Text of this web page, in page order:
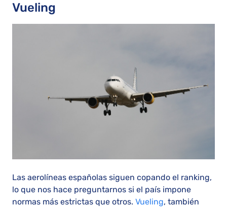
Vueling
Las aerolíneas españolas siguen copando el ranking,
lo que nos hace preguntarnos si el país impone
normas más estrictas que otros. Vueling, también